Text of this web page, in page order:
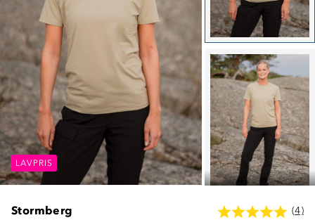
LAVPRIS LAVPRIS
LAVPRIS
Stormberg (4)